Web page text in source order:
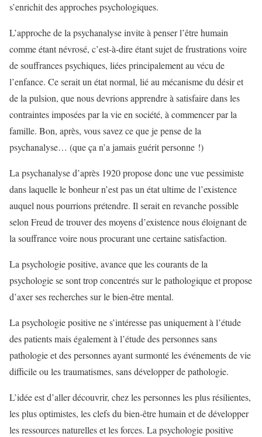
s’enrichit des approches psychologiques.
L’approche de la psychanalyse invite à penser l’être humain
comme étant névrosé, c’est-à-dire étant sujet de frustrations voire
de souffrances psychiques, liées principalement au vécu de
l’enfance. Ce serait un état normal, lié au mécanisme du désir et
de la pulsion, que nous devrions apprendre à satisfaire dans les
contraintes imposées par la vie en société, à commencer par la
famille. Bon, après, vous savez ce que je pense de la
psychanalyse… (que ça n’a jamais guérit personne !)
La psychanalyse d’après 1920 propose donc une vue pessimiste
dans laquelle le bonheur n’est pas un état ultime de l’existence
auquel nous pourrions prétendre. Il serait en revanche possible
selon Freud de trouver des moyens d’existence nous éloignant de
la souffrance voire nous procurant une certaine satisfaction.
La psychologie positive, avance que les courants de la
psychologie se sont trop concentrés sur le pathologique et propose
d’axer ses recherches sur le bien-être mental.
La psychologie positive ne s’intéresse pas uniquement à l’étude
des patients mais également à l’étude des personnes sans
pathologie et des personnes ayant surmonté les événements de vie
difficile ou les traumatismes, sans développer de pathologie.
L’idée est d’aller découvrir, chez les personnes les plus résilientes,
les plus optimistes, les clefs du bien-être humain et de développer
les ressources naturelles et les forces. La psychologie positive